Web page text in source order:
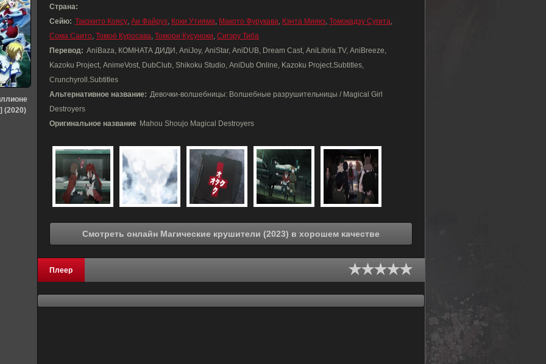
Страна:
Сейю: Такэхито Коясу, Аи Файруз, Коки Утияма, Макото Фурукава, Кэнта Миякэ, Томокадзу Сугита,
Сома Саито, Томоё Куросава, Томори Кусуноки, Сигэру Тиба
Перевод: AniBaza, КОМНАТА ДИДИ, AniJoy, AniStar, AniDUB, Dream Cast, AniLibria.TV, AniBreeze,
Kazoku Project, AnimeVost, DubClub, Shikoku Studio, AniDub Online, Kazoku Project.Subtitles,
Crunchyroll.Subtitles
Альтернативное название: Девочки-волшебницы: Волшебные разрушительницы / Magical Girl
Destroyers
Оригинальное название Mahou Shoujo Magical Destroyers
Смотреть онлайн Магические крушители (2023) в хорошем качестве
Плеер
(2020)